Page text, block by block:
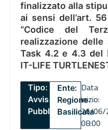
finalizzato alla
ai sensi dell’art.
“Codice del
realizzazione
Task 4.2 e 4.3 del
IT-LIFE
Tipo:
Avviso
Pubblico
Ente:
Regione
Basilicata
Data
inizio:
26/06/
08:00